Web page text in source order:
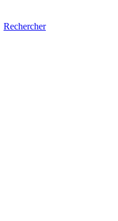
Rechercher